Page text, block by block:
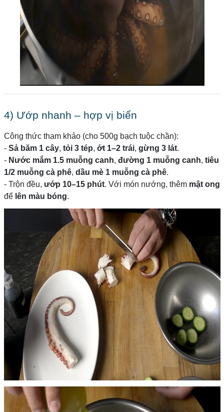
4) Ướp nhanh – hợp vị biển
Công thức tham khảo (cho 500g bạch tuộc chần):
- Sả băm 1 cây, tỏi 3 tép, ớt 1–2 trái, gừng 3 lát.
- Nước mắm 1.5 muỗng canh, đường 1 muỗng canh, tiêu
1/2 muỗng cà phê, dầu mè 1 muỗng cà phê.
- Trộn đều, ướp 10–15 phút. Với món nướng, thêm mật ong
để lên màu bóng.